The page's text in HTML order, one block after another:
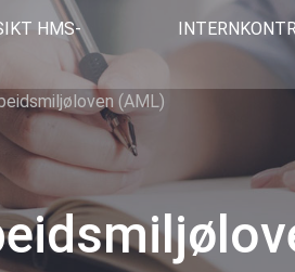
HMS-
(AML)